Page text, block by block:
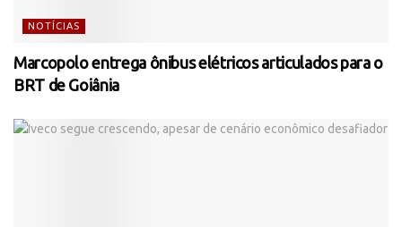
NOTÍCIAS
Marcopolo entrega ônibus elétricos articulados para o
BRT de Goiânia